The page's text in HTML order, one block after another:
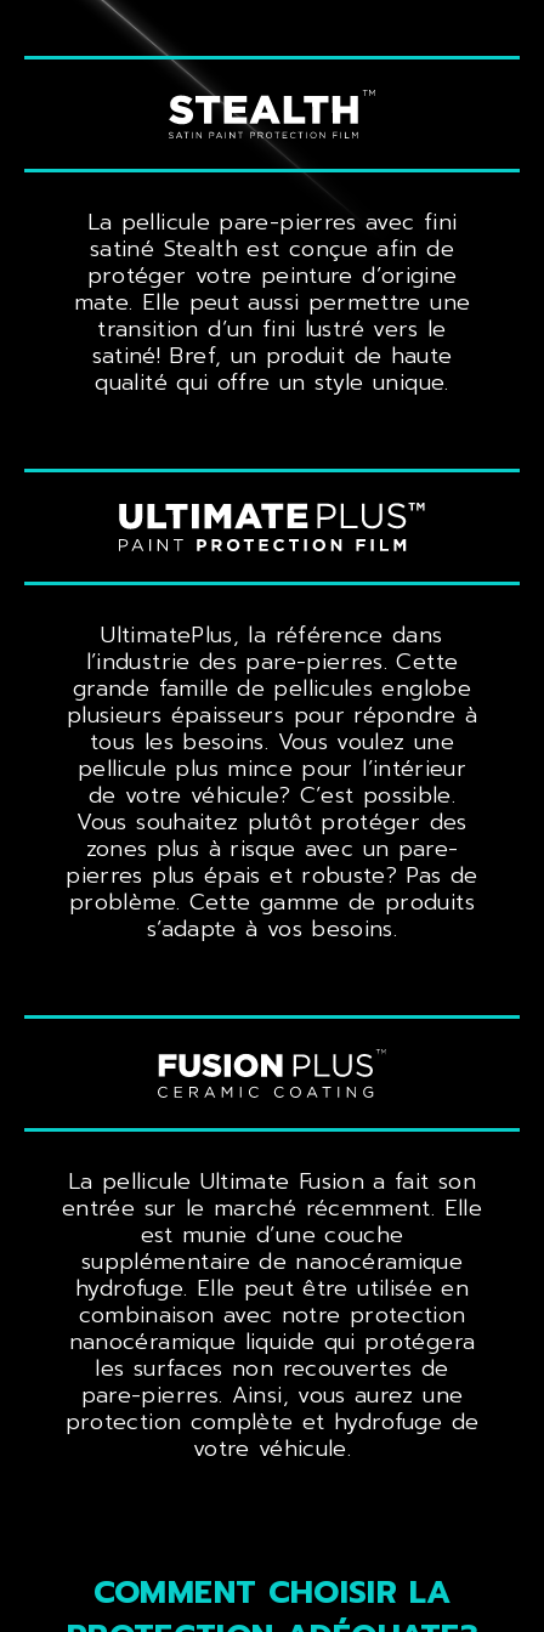
La pellicule pare-pierres avec fini
satiné Stealth est conçue afin de
protéger votre peinture d’origine
mate. Elle peut aussi permettre une
transition d’un fini lustré vers le
satiné! Bref, un produit de haute
qualité qui offre un style unique.
UltimatePlus, la référence dans
l’industrie des pare-pierres. Cette
grande famille de pellicules englobe
plusieurs épaisseurs pour répondre à
tous les besoins. Vous voulez une
pellicule plus mince pour l’intérieur
de votre véhicule? C’est possible.
Vous souhaitez plutôt protéger des
zones plus à risque avec un pare-
pierres plus épais et robuste? Pas de
problème. Cette gamme de produits
s’adapte à vos besoins.
La pellicule Ultimate Fusion a fait son
entrée sur le marché récemment. Elle
est munie d’une couche
supplémentaire de nanocéramique
hydrofuge. Elle peut être utilisée en
combinaison avec notre protection
nanocéramique liquide qui protégera
les surfaces non recouvertes de
pare-pierres. Ainsi, vous aurez une
protection complète et hydrofuge de
votre véhicule.
COMMENT CHOISIR LA